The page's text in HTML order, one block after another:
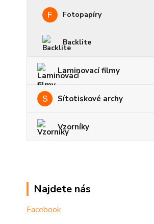
Fotopapíry
Backlite
Laminovací filmy
Sítotiskové archy
Vzorníky
Najdete nás
Facebook